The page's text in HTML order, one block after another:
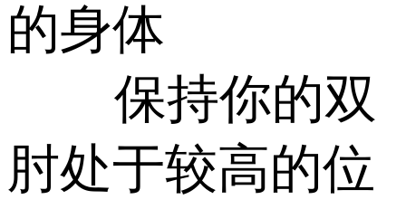
的身体
保持你的双
肘处于较高的位